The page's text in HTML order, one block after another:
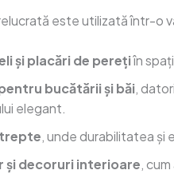
este utilizată într-o
și placări de perețiîn
bucătării și băi,
elegant.
trepte, unde durabilitatea și
și decoruri interioare,